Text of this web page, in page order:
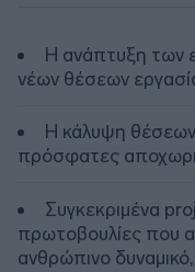
Η ανάπτυξη των
νέων θέσεων
Η κάλυψη
πρόσφατες
Συγκεκριμένα
πρωτοβουλίες που
ανθρώπινο